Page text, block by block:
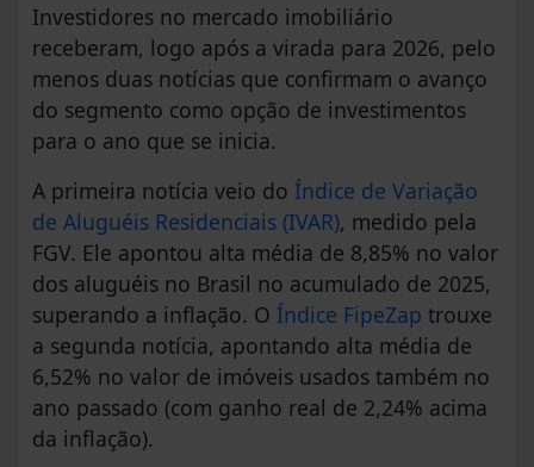
Investidores no mercado imobiliário
receberam, logo após a virada para 2026, pelo
menos duas notícias que confirmam o avanço
do segmento como opção de investimentos
para o ano que se inicia.
A primeira notícia veio do Índice de Variação
de Aluguéis Residenciais (IVAR), medido pela
FGV. Ele apontou alta média de 8,85% no valor
dos aluguéis no Brasil no acumulado de 2025,
superando a inflação. O Índice FipeZap trouxe
a segunda notícia, apontando alta média de
6,52% no valor de imóveis usados também no
ano passado (com ganho real de 2,24% acima
da inflação).